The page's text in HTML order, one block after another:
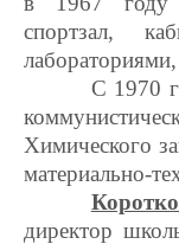
спортзал,
С 1970
Химического
материально-
директор